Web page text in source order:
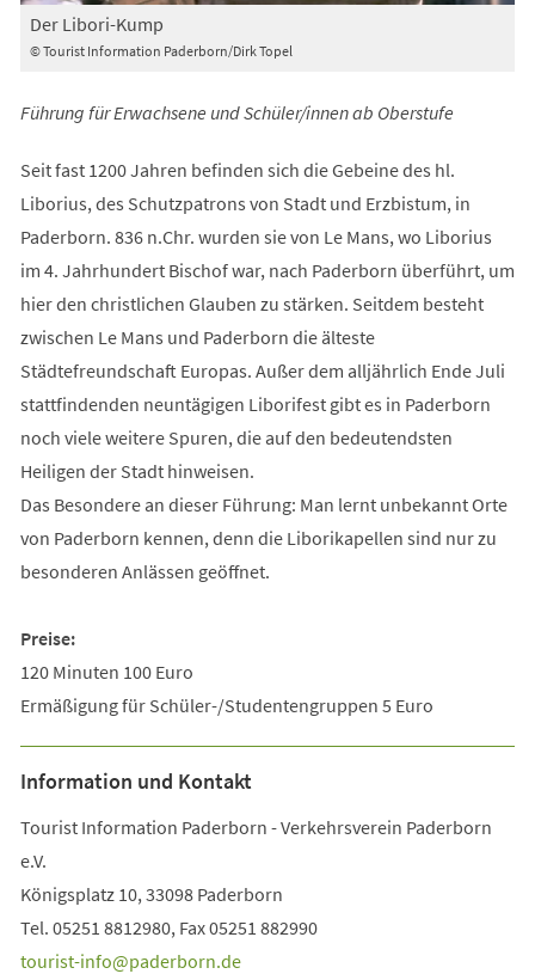
© Tourist Information Paderborn/Dirk Topel
Der Libori-Kump
Führung für Erwachsene und Schüler/innen ab Oberstufe
Seit fast 1200 Jahren befinden sich die Gebeine des hl.
Liborius, des Schutzpatrons von Stadt und Erzbistum, in
Paderborn. 836 n.Chr. wurden sie von Le Mans, wo Liborius
im 4. Jahrhundert Bischof war, nach Paderborn überführt, um
hier den christlichen Glauben zu stärken. Seitdem besteht
zwischen Le Mans und Paderborn die älteste
Städtefreundschaft Europas. Außer dem alljährlich Ende Juli
stattfindenden neuntägigen Liborifest gibt es in Paderborn
noch viele weitere Spuren, die auf den bedeutendsten
Heiligen der Stadt hinweisen.
Das Besondere an dieser Führung: Man lernt unbekannt Orte
von Paderborn kennen, denn die Liborikapellen sind nur zu
besonderen Anlässen geöffnet.
Preise:
120 Minuten 100 Euro
Ermäßigung für Schüler-/Studentengruppen 5 Euro
Information und Kontakt
Tourist Information Paderborn - Verkehrsverein Paderborn
e.V.
Königsplatz 10, 33098 Paderborn
Tel. 05251 8812980, Fax 05251 882990
tourist-info
paderborn de